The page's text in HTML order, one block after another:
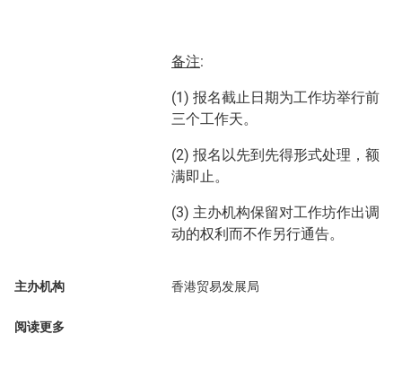
备注:
(1) 报名截止日期为工作坊举行前
三个工作天。
(2) 报名以先到先得形式处理，额
满即止。
(3) 主办机构保留对工作坊作出调
动的权利而不作另行通告。
主办机构 香港贸易发展局
阅读更多